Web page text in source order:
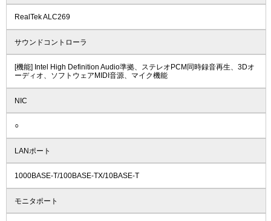
RealTek ALC269
サウンドコントローラ
[機能] Intel High Definition Audio準拠、ステレオPCM同時録音再生、3Dオ
ーディオ、ソフトウェアMIDI音源、マイク機能
NIC
○
LANポート
1000BASE-T/100BASE-TX/10BASE-T
モニタポート